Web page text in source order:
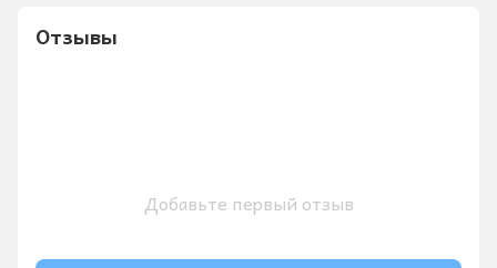
Отзывы
Добавьте первый отзыв